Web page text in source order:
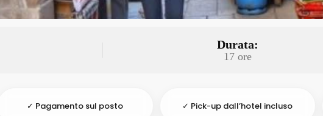
Durata:
17 ore
✓ Pagamento sul posto ✓ Pick-up dall’hotel incluso